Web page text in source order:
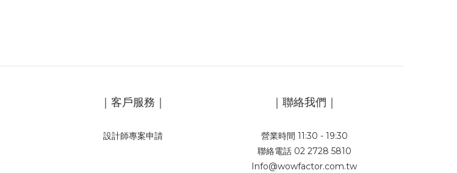
｜客戶服務｜
設計師專案申請
｜聯絡我們｜
營業時間 11:30 - 19:30
聯絡電話 02 2728 5810
Info@wowfactor.com.tw